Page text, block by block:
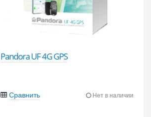
Pandora UF 4G GPS
Сравнить Нет в наличии